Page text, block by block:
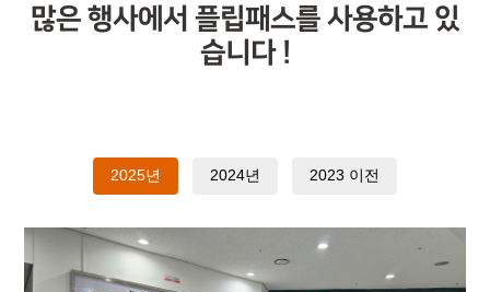
많은 행사에서 플립패스를 사용하고 있
습니다 !
2025년 2024년 2023 이전